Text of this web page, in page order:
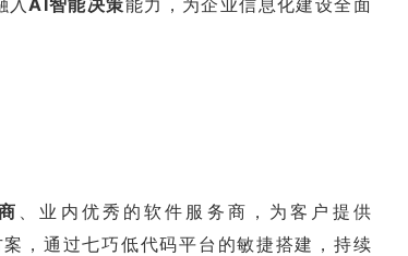
入AI智能决策能力，为企业信息化建设全面
、业内优秀的软件服务商，为客户提供
，通过七巧低代码平台的敏捷搭建，持续